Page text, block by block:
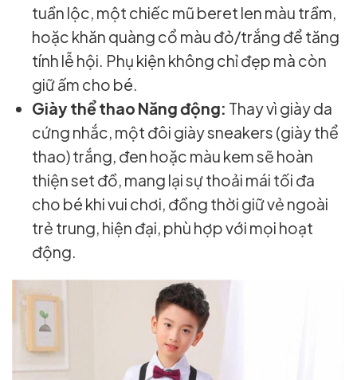
tuần lộc, một chiếc mũ beret len màu trầm,
hoặc khăn quàng cổ màu đỏ/trắng để tăng
tính lễ hội. Phụ kiện không chỉ đẹp mà còn
giữ ấm cho bé.
Giày thể thao Năng động: Thay vì giày da
cứng nhắc, một đôi giày sneakers (giày thể
thao) trắng, đen hoặc màu kem sẽ hoàn
thiện set đồ, mang lại sự thoải mái tối đa
cho bé khi vui chơi, đồng thời giữ vẻ ngoài
trẻ trung, hiện đại, phù hợp với mọi hoạt
động.